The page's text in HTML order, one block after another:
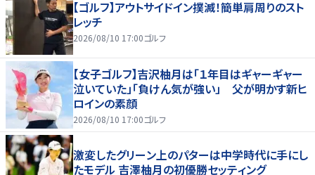
【ゴルフ】アウトサイドイン撲滅！簡単肩周りのスト
レッチ
2026/08/10 17:00ゴルフ
【女子ゴルフ】吉沢柚月は「１年目はギャーギャー
泣いていた」「負けん気が強い」 父が明かす新ヒ
ロインの素顔
2026/08/10 17:00ゴルフ
激変したグリーン上のパターは中学時代に手にし
たモデル 吉澤柚月の初優勝セッティング